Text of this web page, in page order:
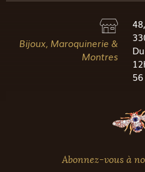
Bijoux, Maroquinerie &
Montres
Abonnez-vous à